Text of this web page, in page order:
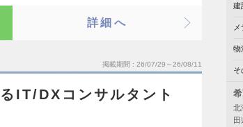
詳細へ
掲載期間 26/07/29～26/08/11
IT/DXコンサルタント
建
物
そ
北
田